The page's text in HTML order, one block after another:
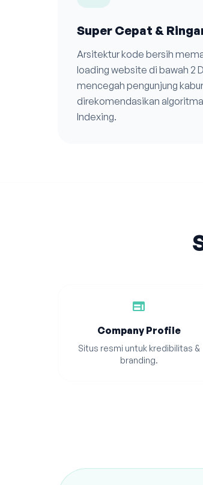
Super Cepat &
Arsitektur kode bersih
loading website di bawah 2
mencegah pengunjung
direkomendasikan
Indexing.
web
Company Profile
Situs resmi untuk kredibilitas &
branding.